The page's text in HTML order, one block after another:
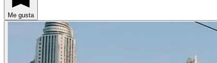
Me gusta